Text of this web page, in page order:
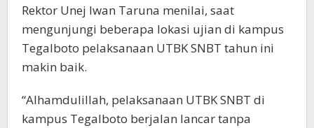
Rektor Unej Iwan Taruna menilai, saat
mengunjungi beberapa lokasi ujian di kampus
Tegalboto pelaksanaan UTBK SNBT tahun ini
makin baik.
“Alhamdulillah, pelaksanaan UTBK SNBT di
kampus Tegalboto berjalan lancar tanpa